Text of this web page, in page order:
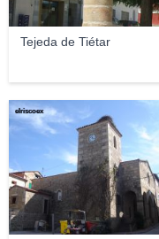
Tejeda de Tiétar
elriscoex